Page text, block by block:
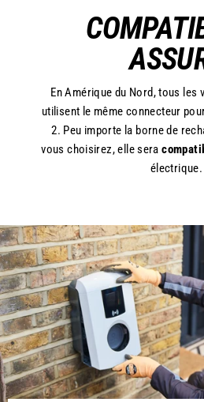
En Amérique du Nord, tous les
utilisent le même connecteur
2. Peu importe la borne de
vous choisirez, elle sera
électrique.